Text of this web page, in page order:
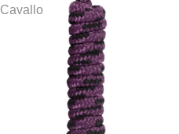
Cavallo